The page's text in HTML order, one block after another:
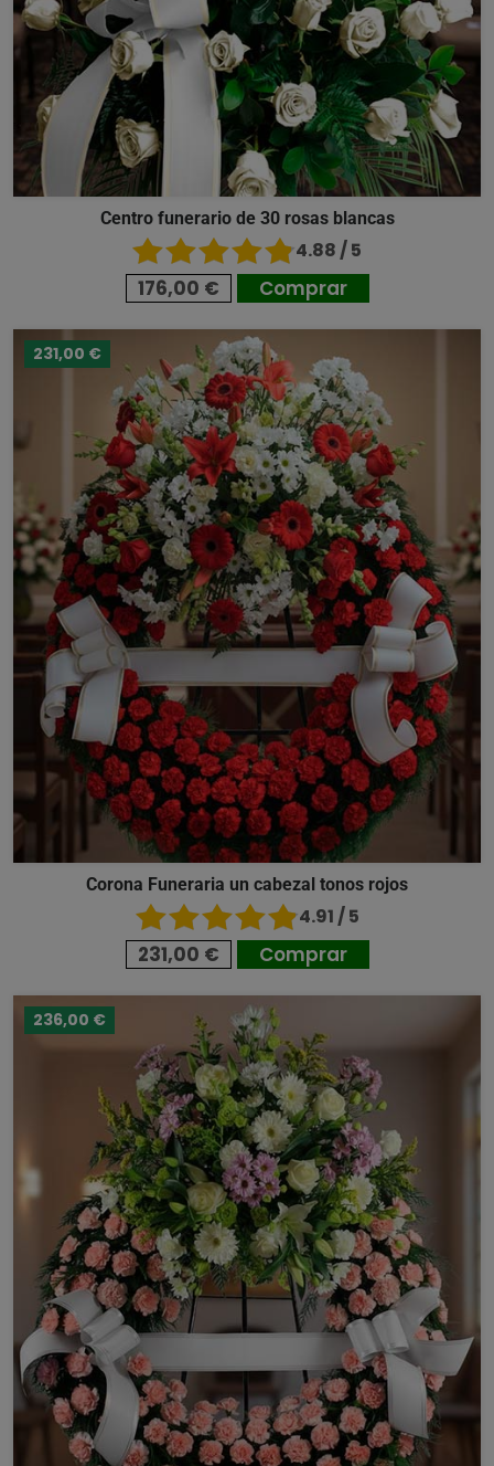
Centro funerario de 30 rosas blancas
4.88 / 5
176,00 € Comprar
231,00 €
Corona Funeraria un cabezal tonos rojos
4.91 / 5
231,00 € Comprar
236,00 €